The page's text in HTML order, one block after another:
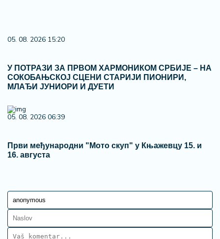
05. 08. 2026 15:20
У ПОТРАЗИ ЗА ПРВОМ ХАРМОНИКОМ СРБИЈЕ – НА
СОКОБАЊСКОЈ СЦЕНИ СТАРИЈИ ПИОНИРИ,
МЛАЂИ ЈУНИОРИ И ДУЕТИ
05. 08. 2026 06:39
Први међународни "Мото скуп" у Књажевцу 15. и
16. августа